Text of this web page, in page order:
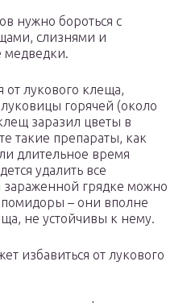
нужно бороться с
слизнями и
медведки.
от лукового клеща,
горячей (около
заразил цветы в
такие препараты, как
длительное время
удалить все
грядке можно
– они вполне
не устойчивы к нему.
избавиться от лукового